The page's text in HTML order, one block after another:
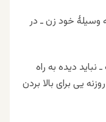
وسیلهٔ خود زن ـ در
دیده به راه
یی برای بالا بردن